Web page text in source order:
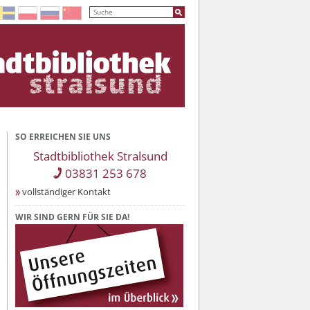
SO ERREICHEN SIE UNS
Stadtbibliothek Stralsund
03831 253 678
vollständiger Kontakt
WIR SIND GERN FÜR SIE DA!